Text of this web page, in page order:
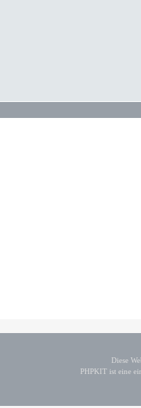
Diese
PHPKIT ist eine